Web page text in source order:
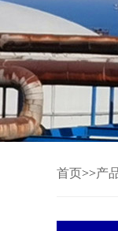
首页>>产